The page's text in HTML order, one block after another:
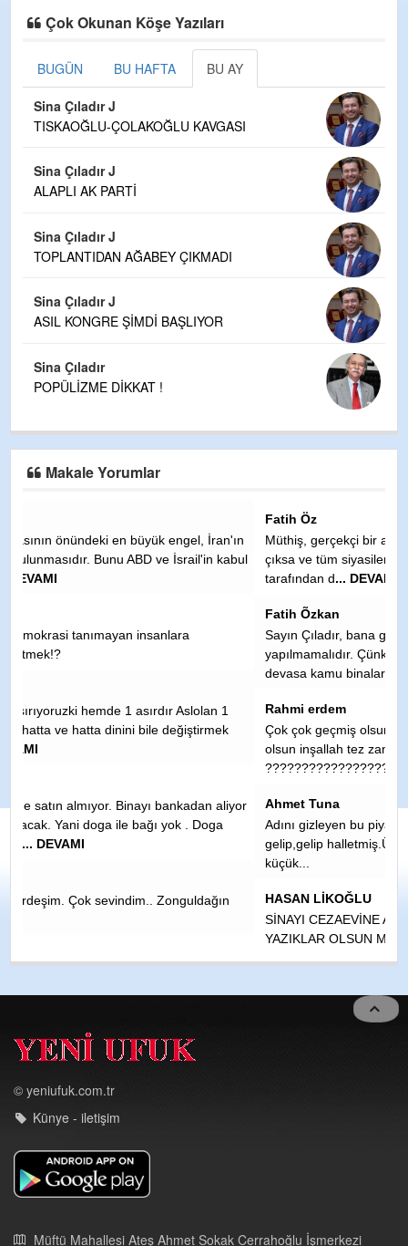
Çok Okunan Köşe Yazıları
BUGÜN BU HAFTA BU AY
Sina Çıladır J
TISKAOĞLU-ÇOLAKOĞLU KAVGASI
Sina Çıladır J
ALAPLI AK PARTİ
Sina Çıladır J
TOPLANTIDAN AĞABEY ÇIKMADI
Sina Çıladır J
ASIL KONGRE ŞİMDİ BAŞLIYOR
Sina Çıladır
POPÜLİZME DİKKAT !
Makale Yorumlar
Müthiş, gerçekçi bir analiz. Keşke ulusal basında da bu yazı
çıksa ve tüm siyasiler ile geniş kesimlerin bilgisi olsa, bunlar
tarafından d
Sayın Çıladır, bana göre 81 il yeterlidir. Hiçbir ilçe il
yapılmamalıdır. Çünkü çok sayıda ilçenin il yapılması
Rahmi erdem
Çok çok geçmiş olsun teyze kızı Allah yar ve yardımcınız
olsun inşallah tez zamanda aile sine kavuşur inşallah
Ahmet Tuna
Adını gizleyen bu piyasa çakalını edki TKP nasıl nerden
gelip,gelip halletmiş.Üstelik herif polıtikanın dışında. Dünya
HASAN LİKOĞLU
SİNAYI CEZAEVİNE ATILMASINA SEBEP OLANLARA
YAZIKLAR OLSUN MALESEF İNSANLAR EGO SUNU
TATMİN ETSİN KARŞI TARAF NE OLURSA OLSUNDİYEN
Künye - iletişim